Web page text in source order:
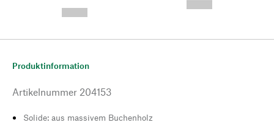
Produktinformation
Artikelnummer 204153
Solide: aus massivem Buchenholz